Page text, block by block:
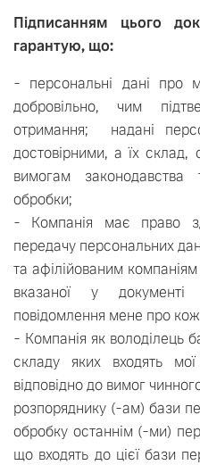
Підписанням цього
гарантую, що:
- персональні дані про
добровільно, чим
отримання; надані
достовірними, а їх склад,
вимогам
обробки;
- Компанія має право
передачу персональних
та афілійованим
вказаної у
повідомлення мене про
- Компанія як володілець
складу яких входять
відповідно до вимог
розпоряднику (-ам) бази
обробку останнім (-ми)
що входять до цієї бази